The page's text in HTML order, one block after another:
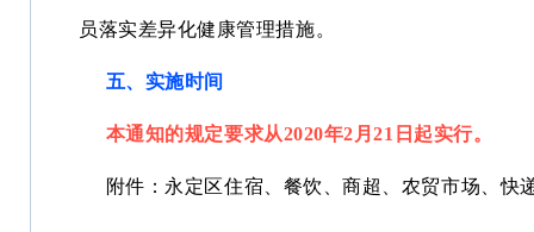
员落实差异化健康管理措施。
五、实施时间
本通知的规定要求从2020年2月21日起实行。
附件：永定区住宿、餐饮、商超、农贸市场、快